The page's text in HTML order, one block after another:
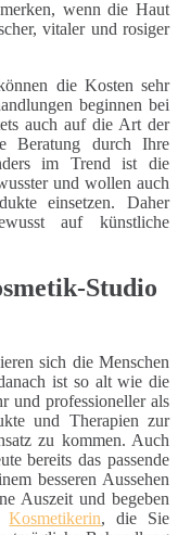
wenn die Haut
vitaler und rosiger
die Kosten sehr
beginnen bei
auch auf die Art der
Beratung durch Ihre
im Trend ist die
und wollen auch
einsetzen. Daher
auf künstliche
Studio
sich die Menschen
ist so alt wie die
und professioneller als
und Therapien zur
zu kommen. Auch
bereits das passende
besseren Aussehen
Auszeit und begeben
Kosmetikerin, die Sie